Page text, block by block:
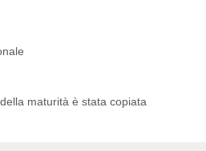
maturità è stata copiata